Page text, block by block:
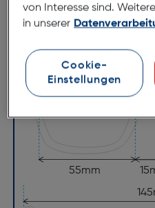
(individuell ausrichtbar)
55mm
von Interesse sind.
in unserer
Cookie-
Einstellungen